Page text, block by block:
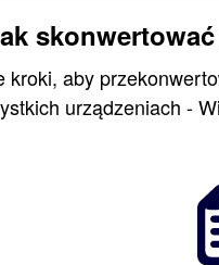
kroki, aby
urządzeniach -